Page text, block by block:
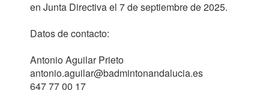
en Junta Directiva el 7 de septiembre de 2025.
Datos de contacto:
Antonio Aguilar Prieto
antonio.aguilar@badmintonandalucia.es